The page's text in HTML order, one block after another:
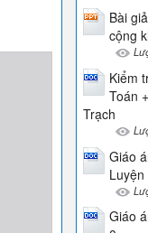
Bài
cộng
Kiểm
Toán
Trạch
Giáo
Luyện
Giáo